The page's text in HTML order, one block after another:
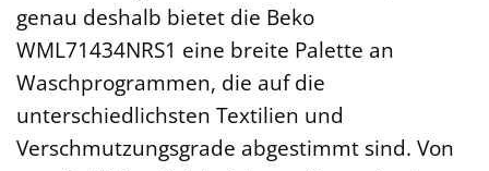
genau deshalb bietet die Beko
WML71434NRS1 eine breite Palette an
Waschprogrammen, die auf die
unterschiedlichsten Textilien und
Verschmutzungsgrade abgestimmt sind. Von